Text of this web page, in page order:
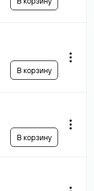
В корзину
В корзину